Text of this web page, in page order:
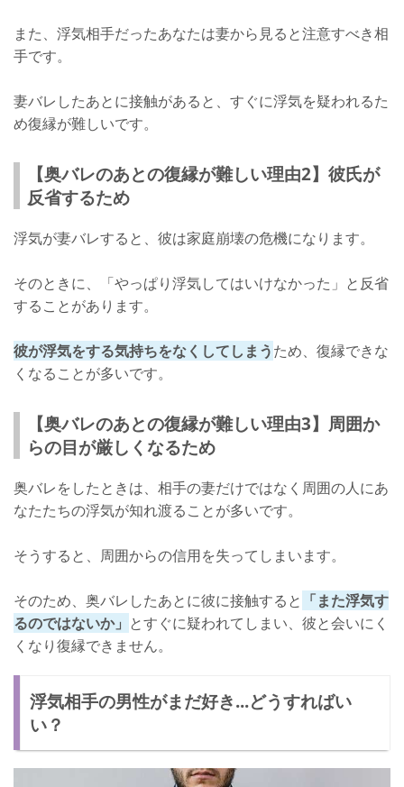
また、浮気相手だったあなたは妻から見ると注意すべき相
手です。
妻バレしたあとに接触があると、すぐに浮気を疑われるた
め復縁が難しいです。
【奥バレのあとの復縁が難しい理由2】彼氏が
反省するため
浮気が妻バレすると、彼は家庭崩壊の危機になります。
そのときに、「やっぱり浮気してはいけなかった」と反省
することがあります。
彼が浮気をする気持ちをなくしてしまうため、復縁できな
くなることが多いです。
【奥バレのあとの復縁が難しい理由3】周囲か
らの目が厳しくなるため
奥バレをしたときは、相手の妻だけではなく周囲の人にあ
なたたちの浮気が知れ渡ることが多いです。
そうすると、周囲からの信用を失ってしまいます。
そのため、奥バレしたあとに彼に接触すると 「また浮気す
るのではないか」 とすぐに疑われてしまい、彼と会いにく
くなり復縁できません。
浮気相手の男性がまだ好き...どうすればい
い？